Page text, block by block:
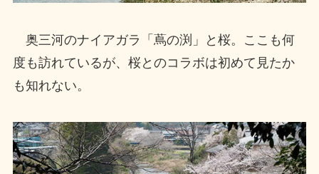
奥三河のナイアガラ「蔦の渕」と桜。ここも何
度も訪れているが、桜とのコラボは初めて見たか
も知れない。